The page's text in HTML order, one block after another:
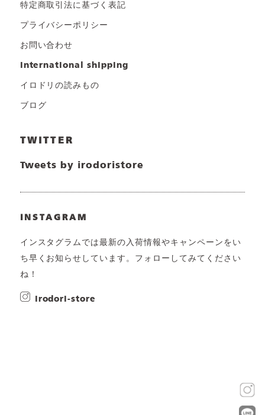
特定商取引法に基づく表記
プライバシーポリシー
お問い合わせ
international shipping
イロドリの読みもの
ブログ
TWITTER
Tweets by irodoristore
INSTAGRAM
インスタグラムでは最新の入荷情報やキャンペーンをい
ち早くお知らせしています。フォローしてみてください
ね！
irodori-store